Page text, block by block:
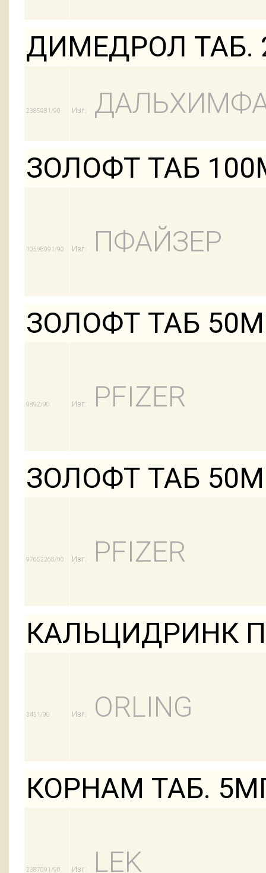
ДИМЕДРОЛ ТАБ.
2385981/90 Изг:
ЗОЛОФТ ТАБ
10598091/90 Изг: ПФАЙЗЕР
ЗОЛОФТ ТАБ
9892/90 Изг: PFIZER
ЗОЛОФТ ТАБ
97652268/90 Изг: PFIZER
КАЛЬЦИДРИНК
3451/90 Изг: ORLING
КОРНАМ ТАБ.
2387091/90 Изг: LEK